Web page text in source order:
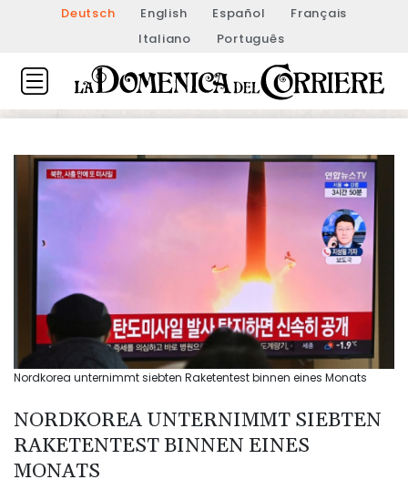
Deutsch English Español
Français
Italiano
Português
Nordkorea unternimmt siebten Raketentest binnen eines Monats
NORDKOREA UNTERNIMMT SIEBTEN
RAKETENTEST BINNEN EINES
MONATS